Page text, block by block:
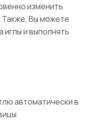
изменить
Также, Вы можете
и выполнять
автоматически в